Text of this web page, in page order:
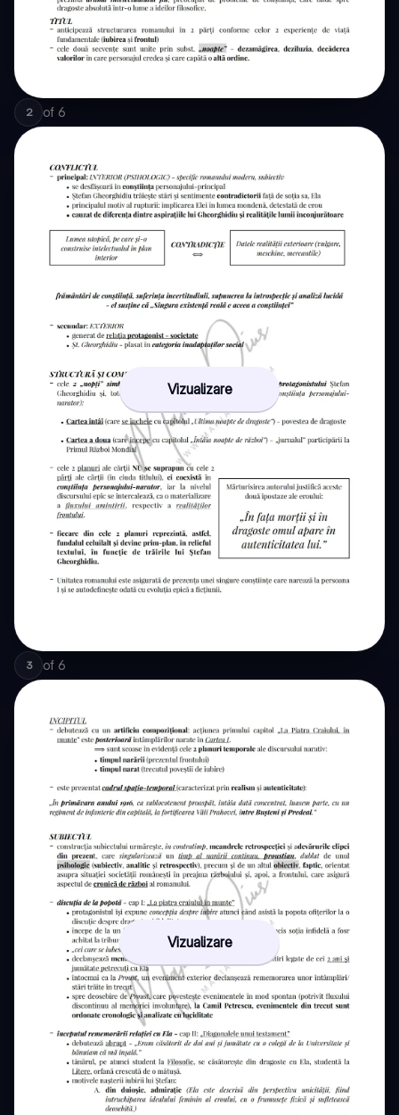
2 of 6
Vizualizare
3 of 6
Vizualizare